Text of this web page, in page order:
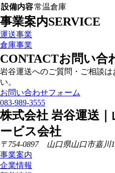
設備内容常温倉庫
事業案内SERVICE
運送事業
倉庫事業
CONTACTお問い合
岩谷運送へのご質問・ご相談
い。
お問い合わせフォーム
083-989-3555
株式会社 岩谷運送
ービス会社
〒754-0897 山口県山口市嘉川
事業案内
企業情報